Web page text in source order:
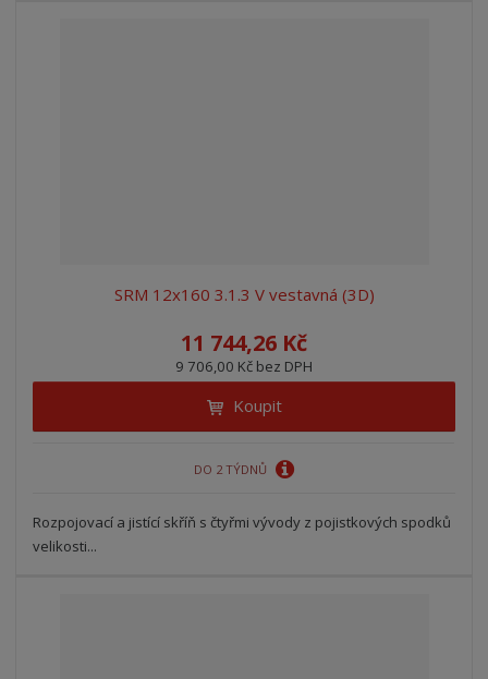
SRM 12x160 3.1.3 V vestavná (3D)
11 744,26 Kč
9 706,00 Kč bez DPH
Koupit
DO 2 TÝDNŮ
Rozpojovací a jistící skříň s čtyřmi vývody z pojistkových spodků
velikosti...